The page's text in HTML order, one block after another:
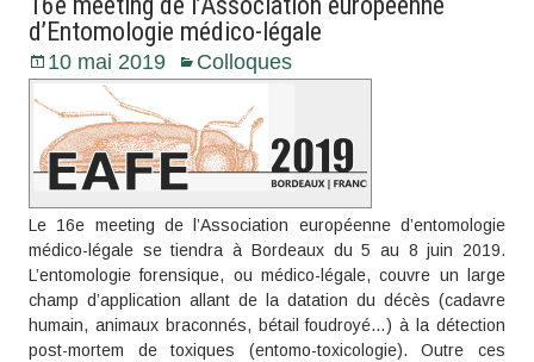
d’Entomologie médico-légale
10 mai 2019 Colloques
Le 16e meeting de l’Association européenne d’entomologie
médico-légale se tiendra à Bordeaux du 5 au 8 juin 2019.
L’entomologie forensique, ou médico-légale, couvre un large
champ d’application allant de la datation du décès (cadavre
humain, animaux braconnés, bétail foudroyé…) à la détection
post-mortem de toxiques (entomo-toxicologie). Outre ces